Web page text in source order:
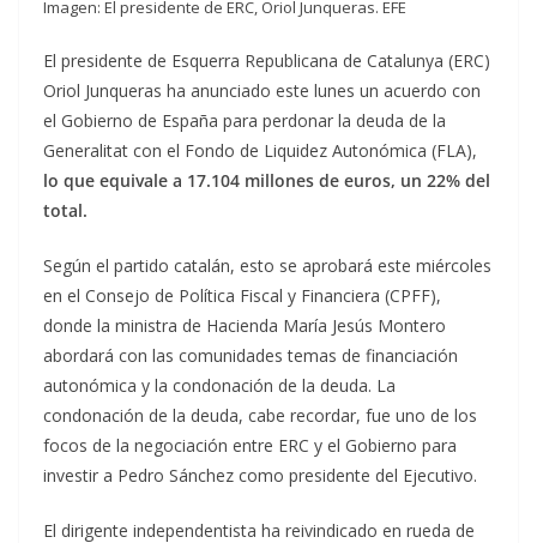
Imagen: El presidente de ERC, Oriol Junqueras. EFE
El presidente de Esquerra Republicana de Catalunya (ERC)
Oriol Junqueras ha anunciado este lunes un acuerdo con
el Gobierno de España para perdonar la deuda de la
Generalitat con el Fondo de Liquidez Autonómica (FLA),
lo que equivale a 17.104 millones de euros, un 22% del
total.
Según el partido catalán, esto se aprobará este miércoles
en el Consejo de Política Fiscal y Financiera (CPFF),
donde la ministra de Hacienda María Jesús Montero
abordará con las comunidades temas de financiación
autonómica y la condonación de la deuda. La
condonación de la deuda, cabe recordar, fue uno de los
focos de la negociación entre ERC y el Gobierno para
investir a Pedro Sánchez como presidente del Ejecutivo.
El dirigente independentista ha reivindicado en rueda de